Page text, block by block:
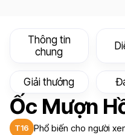
Thông tin
chung
Giải thưởng
Ốc Mượn
T16 Phổ biến cho người